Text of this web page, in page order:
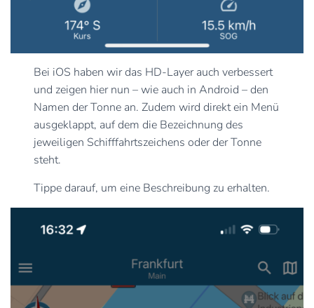
Bei iOS haben wir das HD-Layer auch verbessert
und zeigen hier nun – wie auch in Android – den
Namen der Tonne an. Zudem wird direkt ein Menü
ausgeklappt, auf dem die Bezeichnung des
jeweiligen Schifffahrtszeichens oder der Tonne
steht.
Tippe darauf, um eine Beschreibung zu erhalten.